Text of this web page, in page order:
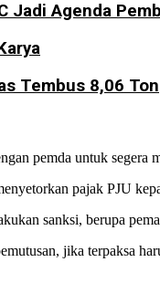
Jadi Agenda
Tembus 8,06 Ton
pemda untuk segera
pajak PJU
sanksi, berupa
jika terpaksa